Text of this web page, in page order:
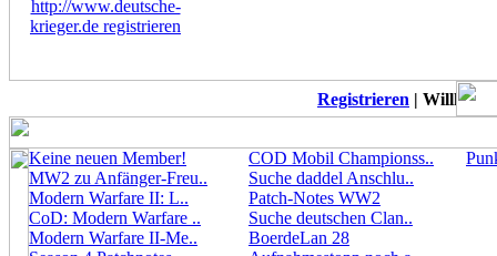
Registrieren|
Keine neuen Member!
MW2 zu Anfänger-Freu..
Modern Warfare II: L..
CoD: Modern Warfare ..
Modern Warfare II-Me..
COD Mobil Championss..
Suche daddel Anschlu..
Patch-Notes WW2
Suche deutschen Clan..
BoerdeLan 28